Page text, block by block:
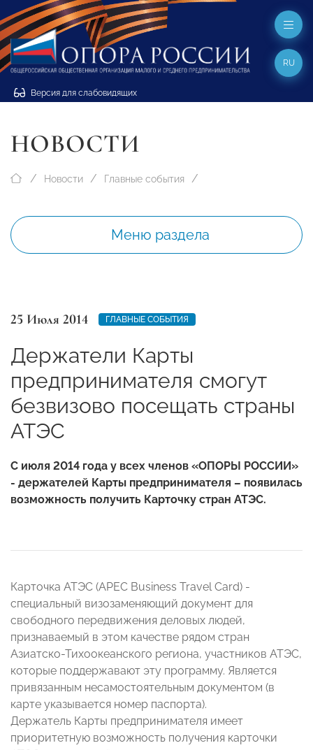
Версия для слабовидящих
RU
НОВОСТИ
Новости Главные события
Меню раздела
25 Июля 2014 ГЛАВНЫЕ СОБЫТИЯ
Держатели Карты
предпринимателя смогут
безвизово посещать страны
АТЭС
С июля 2014 года у всех членов «ОПОРЫ РОССИИ»
- держателей Карты предпринимателя – появилась
возможность получить Карточку стран АТЭС.
Карточка АТЭС (APEC Business Travel Card) -
специальный визозаменяющий документ для
свободного передвижения деловых людей,
признаваемый в этом качестве рядом стран
Азиатско-Тихоокеанского региона, участников АТЭС,
которые поддержавают эту программу. Является
привязанным несамостоятельным документом (в
карте указывается номер паспорта).
Держатель Карты предпринимателя имеет
приоритетную возможность получения карточки